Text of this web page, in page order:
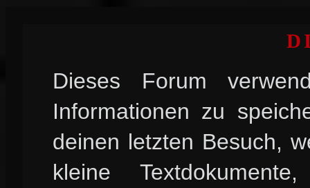
Dieses Forum
Informationen zu
deinen letzten Besuch,
kleine